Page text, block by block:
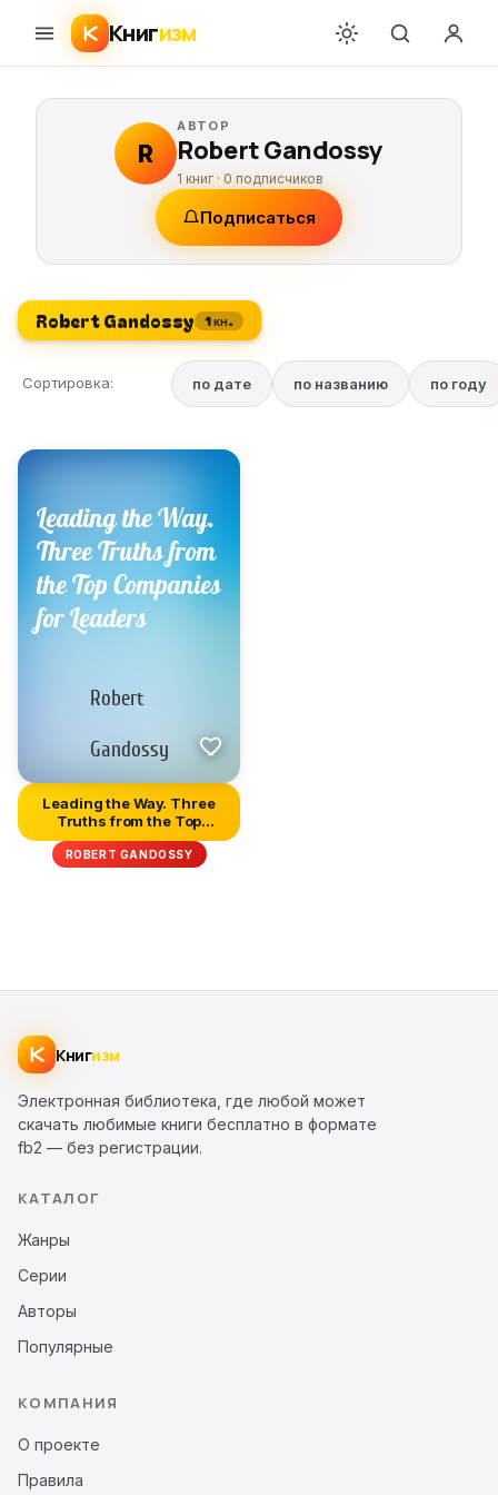
Книгизм
R
АВТОР
Robert Gandossy
1 книг ·0 подписчиков
Подписаться
Robert Gandossy 1 кн.
Сортировка: по дате по названию по году
Leading the Way. Three
Truths from the Top
Compani...
ROBERT GANDOSSY
Книгизм
Электронная библиотека, где любой может
скачать любимые книги бесплатно в формате
fb2 — без регистрации.
КАТАЛОГ
Жанры
Серии
Авторы
Популярные
КОМПАНИЯ
О проекте
Правила